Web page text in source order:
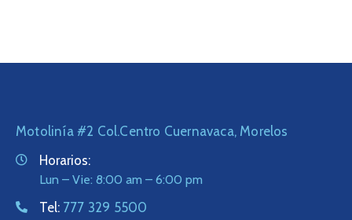
Motolinía #2 Col.Centro Cuernavaca, Morelos
Horarios:
Lun – Vie: 8:00 am – 6:00 pm
Tel: 777 329 5500